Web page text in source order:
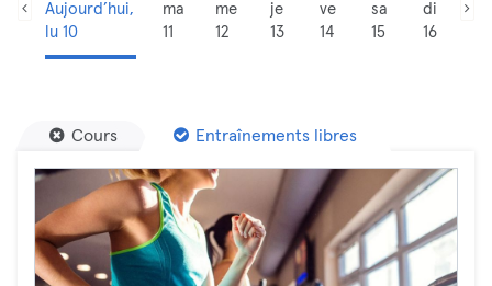
Aujourd’hui,
lu 10
ma
11
me
12
je
13
ve
14
sa
15
di
16
Cours Entraînements libres